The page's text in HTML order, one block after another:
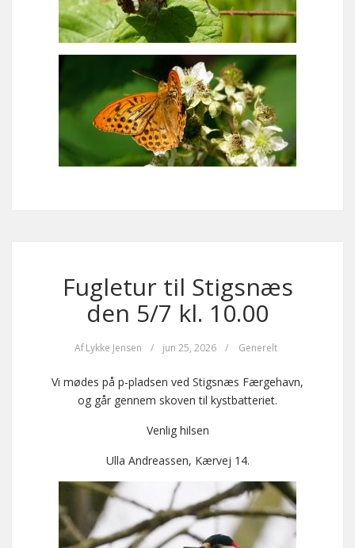
Fugletur til Stigsnæs
den 5/7 kl. 10.00
Af Lykke Jensen / jun 25, 2026 / Generelt
Vi mødes på p-pladsen ved Stigsnæs Færgehavn,
og går gennem skoven til kystbatteriet.
Venlig hilsen
Ulla Andreassen, Kærvej 14.